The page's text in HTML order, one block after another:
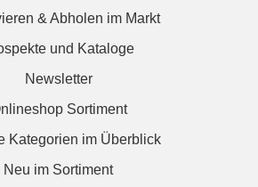
& Abholen im Markt
und Kataloge
Newsletter
Sortiment
Kategorien im Überblick
Neu im Sortiment